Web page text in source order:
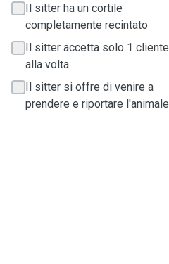
Il sitter ha un cortile
completamente recintato
Il sitter accetta solo 1 cliente
alla volta
Il sitter si offre di venire a
prendere e riportare l'animale